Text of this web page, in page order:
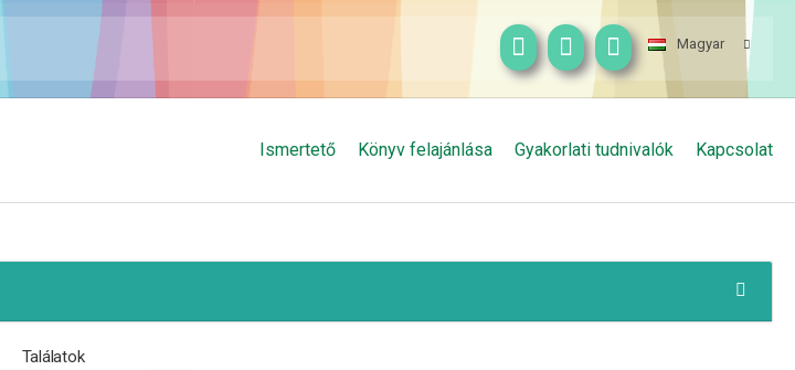
Magyar
Ismertető Könyv felajánlása Gyakorlati tudnivalók Kapcsolat
Találatok